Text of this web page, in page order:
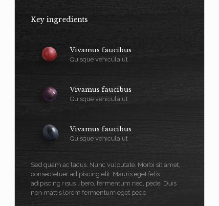
Key ingredients
Vivamus faucibus
Quisque vehicula ut
Vivamus faucibus
Quisque vehicula ut
Vivamus faucibus
Quisque vehicula ut
Sed quam ac lacus. Nunc vulputate. Morbi sit amet,
consectetuer adipiscing elit. Mauris eget felis
adipiscing risus libero, fermentum nec, pede. Duis
non mattis lorem fermentum eget pede.